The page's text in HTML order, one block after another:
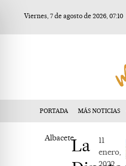
Viernes, 7 de agosto de 2026, 07:10
PORTADA MÁS NOTICIAS
AlbaceteLa
11
enero,
2022